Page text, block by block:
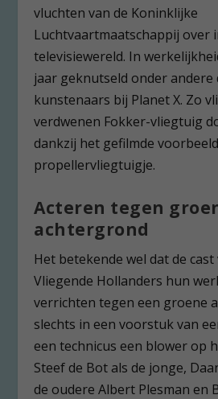
vluchten van de Koninklijke
Luchtvaartmaatschappij over
televisiewereld. In
jaar geknutseld onder
kunstenaars bij Planet X. Zo
verdwenen Fokker-vliegtuig
dankzij het gefilmde
propellervliegtuigje.
Acteren tegen
achtergrond
Het betekende wel dat de
Vliegende Hollanders hun
verrichten tegen een groene
slechts in een voorstuk van
een technicus een blower op
Steef de Bot als de jonge,
de oudere Albert Plesman en